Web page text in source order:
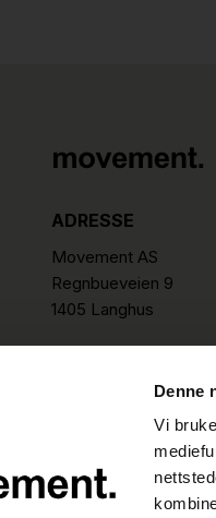
Denne
Vi
ADRESSE
Movement AS
Regnbueveien 9
1405 Langhus
hello@movement.as